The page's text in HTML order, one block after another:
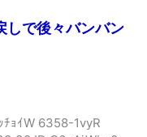
で後々バンバン